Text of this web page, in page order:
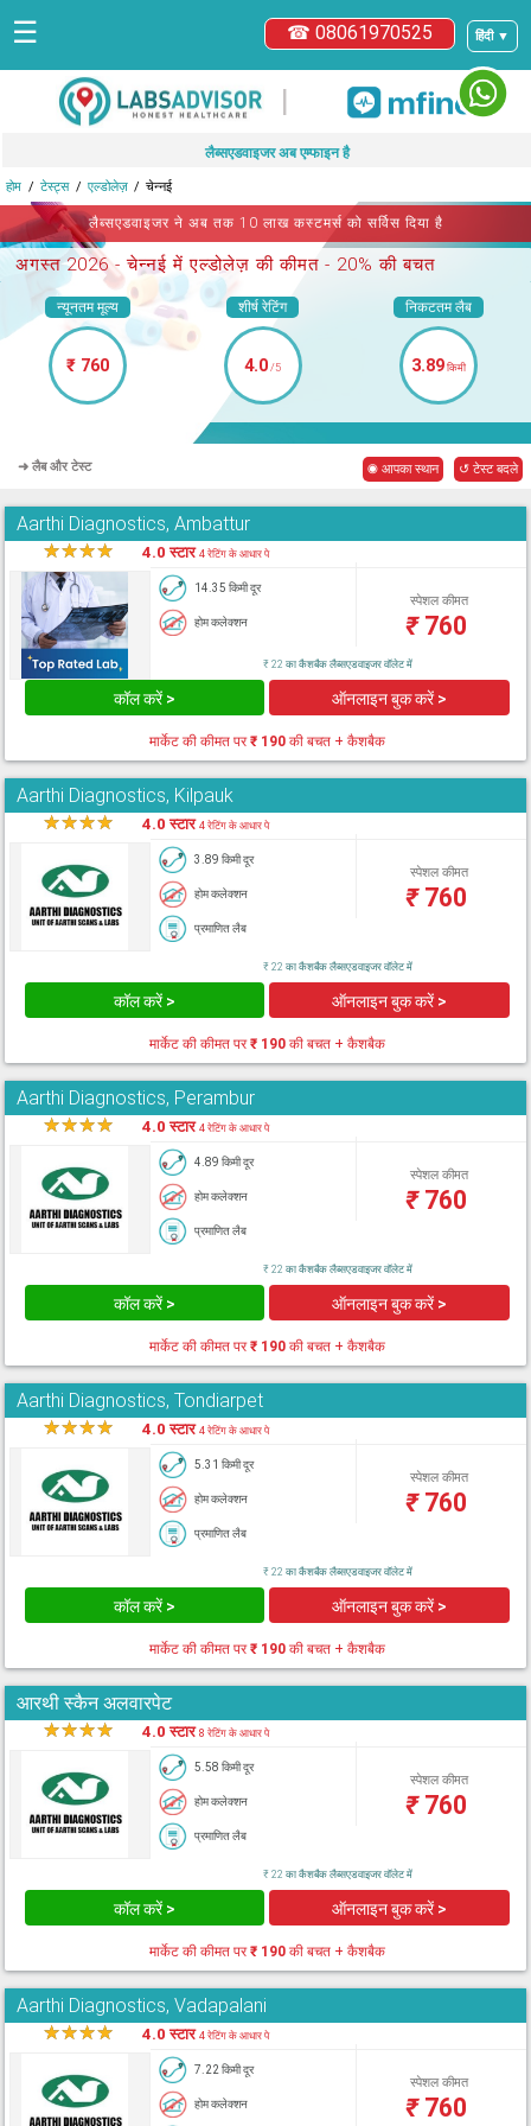
हिंदी ▼
☎ 08061970525
☰
|
लैब्सएडवाइजर अब एम्फाइन है
होम टेस्ट्स एल्डोलेज़ चेन्नई
लैब्सएडवाइजर ने अब तक 10 लाख कस्टमर्स को सर्विस दिया है
अगस्त 2026 -चेन्नई में एल्डोलेज़ की कीमत - 20% की बचत
न्यूनतम मूल्य
₹ 760
शीर्ष रेटिंग
4.0/5
निकटतम लैब
3.89किमी
➜ लैब और टेस्ट ◉ आपका स्थान ↺ टेस्ट बदले
Aarthi Diagnostics, Ambattur
★★★★ 4.0 स्टार4 रेटिंग के आधार पे
14.35 किमी दूर
होम कलेक्शन
स्पेशल कीमत
₹760
₹ 22 का कैशबैक लैब्सएडवाइजर वॉलेट में
कॉल करें > ऑनलाइन बुक करें >
मार्केट की कीमत पर₹ 190की बचत + कैशबैक
Aarthi Diagnostics, Kilpauk
★★★★ 4.0 स्टार4 रेटिंग के आधार पे
3.89 किमी दूर
होम कलेक्शन
प्रमाणित लैब
स्पेशल कीमत
₹760
₹ 22 का कैशबैक लैब्सएडवाइजर वॉलेट में
कॉल करें > ऑनलाइन बुक करें >
मार्केट की कीमत पर₹ 190की बचत + कैशबैक
Aarthi Diagnostics, Perambur
★★★★ 4.0 स्टार4 रेटिंग के आधार पे
4.89 किमी दूर
होम कलेक्शन
प्रमाणित लैब
स्पेशल कीमत
₹760
₹ 22 का कैशबैक लैब्सएडवाइजर वॉलेट में
कॉल करें > ऑनलाइन बुक करें >
मार्केट की कीमत पर₹ 190की बचत + कैशबैक
Aarthi Diagnostics, Tondiarpet
★★★★ 4.0 स्टार4 रेटिंग के आधार पे
5.31 किमी दूर
होम कलेक्शन
प्रमाणित लैब
स्पेशल कीमत
₹760
₹ 22 का कैशबैक लैब्सएडवाइजर वॉलेट में
कॉल करें > ऑनलाइन बुक करें >
मार्केट की कीमत पर₹ 190की बचत + कैशबैक
आरथी स्कैन अलवारपेट
★★★★ 4.0 स्टार8 रेटिंग के आधार पे
5.58 किमी दूर
होम कलेक्शन
प्रमाणित लैब
स्पेशल कीमत
₹760
₹ 22 का कैशबैक लैब्सएडवाइजर वॉलेट में
कॉल करें > ऑनलाइन बुक करें >
मार्केट की कीमत पर₹ 190की बचत + कैशबैक
Aarthi Diagnostics, Vadapalani
★★★★ 4.0 स्टार4 रेटिंग के आधार पे
7.22 किमी दूर
होम कलेक्शन
स्पेशल कीमत
₹760